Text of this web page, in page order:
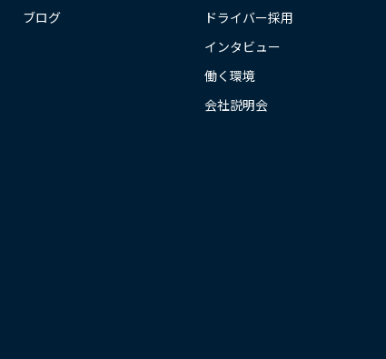
ブログ
ドライバー採用
インタビュー
働く環境
会社説明会